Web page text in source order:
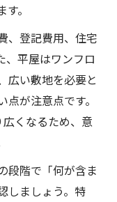
。
、登記費用、住宅
、平屋はワンフロ
広い敷地を必要と
が注意点です。
くなるため、意
段階で「何が含ま
しましょう。特